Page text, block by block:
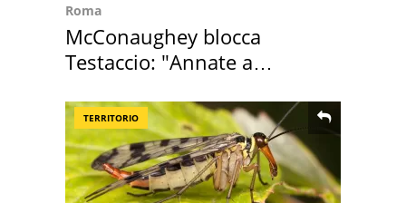
Roma
McConaughey blocca
Testaccio: "Annate a
TERRITORIO